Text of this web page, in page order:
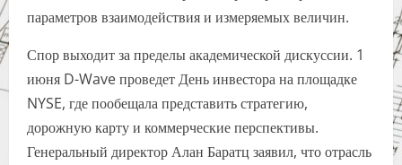
параметров взаимодействия и измеряемых величин.
Спор выходит за пределы академической дискуссии. 1
июня D-Wave проведет День инвестора на площадке
NYSE, где пообещала представить стратегию,
дорожную карту и коммерческие перспективы.
Генеральный директор Алан Баратц заявил, что отрасль